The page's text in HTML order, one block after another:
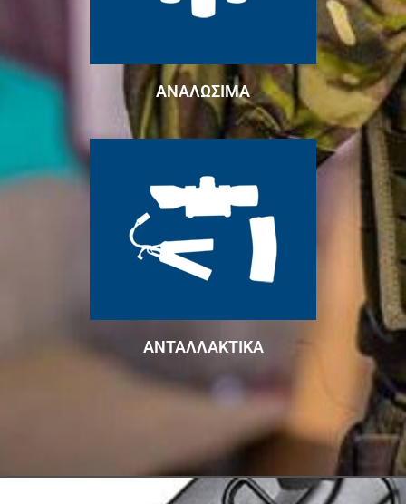
ΑΝΑΛΩΣΙΜΑ
ΑΝΤΑΛΛΑΚΤΙΚΑ